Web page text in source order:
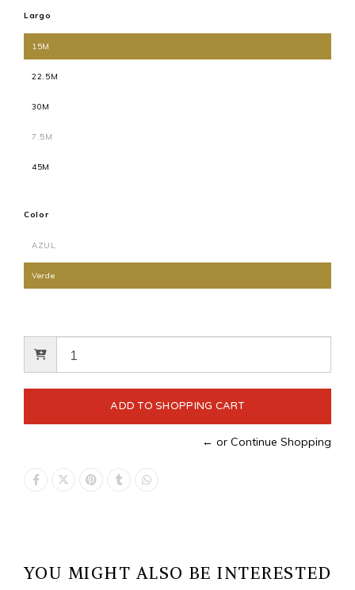
Largo
15M
22.5M
30M
7.5M
45M
Color
AZUL
Verde
← or Continue Shopping
YOU MIGHT ALSO BE INTERESTED